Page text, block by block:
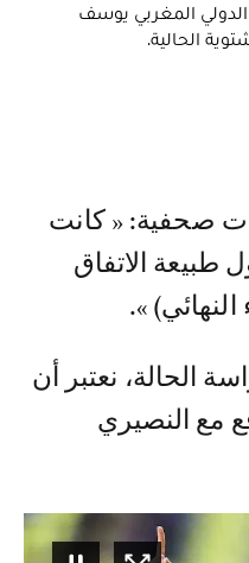
الدولي المغربي يوسف
الحالية.
الاتفاق
».
الحالة، نعتبر أن
مع النصيري